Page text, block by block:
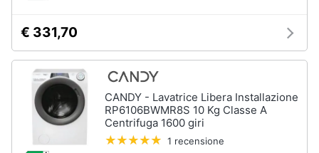
€ 331,70
CANDY - Lavatrice Libera Installazione
RP6106BWMR8S 10 Kg Classe A
Centrifuga 1600 giri
1 recensione